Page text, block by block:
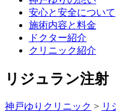
安心と安全について
施術内容と料金
ドクター紹介
クリニック紹介
リジュラン注射
神戸ゆりクリニック > リ